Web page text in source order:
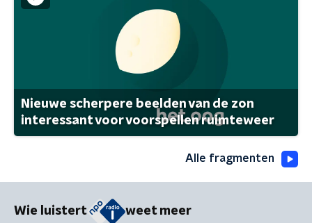
Nieuwe scherpere beelden van de zon
interessant voor voorspellen ruimteweer
Alle fragmenten
Wie luistert weet meer